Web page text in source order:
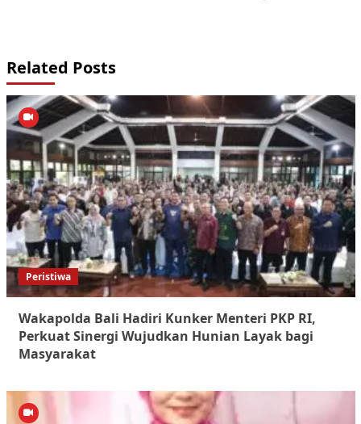
Related Posts
Peristiwa
Wakapolda Bali Hadiri Kunker Menteri PKP RI,
Perkuat Sinergi Wujudkan Hunian Layak bagi
Masyarakat